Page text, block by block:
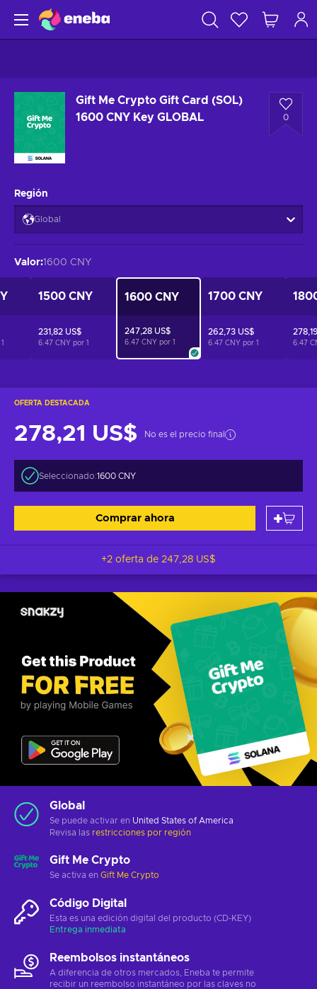
Gift Me Crypto Gift Card (SOL)
1600 CNY Key GLOBAL
0
OFERTA DESTACADA
278,21 US$ No es el precio final
Seleccionado:1600 CNY
Comprar ahora
+2 oferta de 247,28 US$
Global
Se puede activar en United States of America
Revisa las restricciones por región
Gift Me Crypto
Se activa en Gift Me Crypto
Código Digital
Esta es una edición digital del producto (CD-KEY)
Entrega inmediata
Reembolsos instantáneos
A diferencia de otros mercados, Eneba te permite
recibir un reembolso instantáneo por las claves no
Región
Global
Valor:1600 CNY
1
1500 CNY
231,82 US$
6.47 CNY por 1
1600 CNY
247,28 US$
6.47 CNY por 1
1700 CNY
262,73 US$
6.47 CNY por 1 6.47